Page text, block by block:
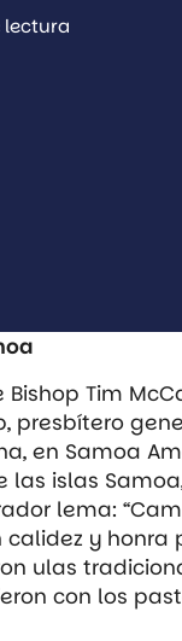
lectura
Tim
presbítero
en Samoa
islas
lema:
y
ulas
con los